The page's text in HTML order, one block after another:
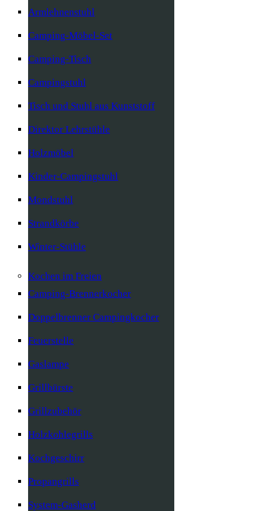
Armlehnenstuhl
Camping-Möbel-Set
Camping-Tisch
Campingstuhl
Tisch und Stuhl aus Kunststoff
Direktor Lehrstühle
Holzmöbel
Kinder-Campingstuhl
Mondstuhl
Strandkörbe
Winter-Stühle
Kochen im Freien
Camping-Brennerkocher
Doppelbrenner Campingkocher
Feuerstelle
Gaslampe
Grillbürste
Grillzubehör
Holzkohlegrills
Kochgeschirr
Propangrills
System-Gasherd